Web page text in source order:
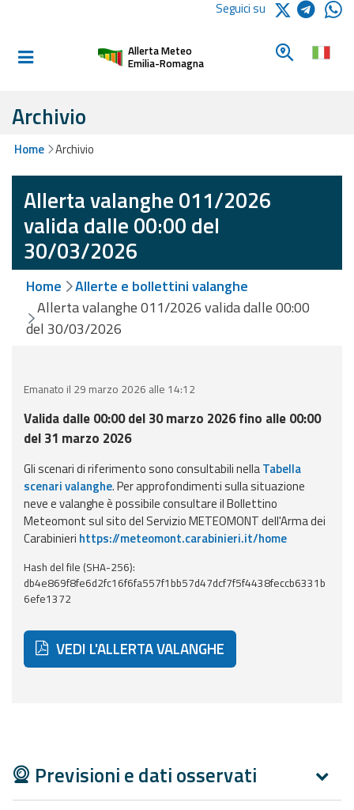
Informati e
Allerte E
Allerte e
Bollettini
Meteo
Allerte e
Bollettini
Valanghe
Previsioni meteo e
marine
Dati osservati
Radar meteo
Strumenti
Operativi
Informazioni
utili
Seguici su
Allerta Meteo
Emilia-Romagna
Cerca un
Archivio
Home Archivio
Allerta valanghe 011/2026
valida dalle 00:00 del
30/03/2026
Home
Allerte e bollettini valanghe
Allerta valanghe 011/2026 valida dalle 00:00
del 30/03/2026
Emanato il 29 marzo 2026 alle 14:12
Valida dalle 00:00 del 30 marzo 2026 fino alle 00:00
del 31 marzo 2026
Gli scenari di riferimento sono consultabili nellaTabella
scenari valanghe. Per approfondimenti sulla situazione
neve e valanghe è possibile consultare il Bollettino
Meteomont sul sito del Servizio METEOMONT dell'Arma dei
Carabinieri https://meteomont.carabinieri.it/home
Hash del file (SHA-256):
db4e869f8fe6d2fc16f6fa557f1bb57d47dcf7f5f4438feccb6331b
6efe1372
VEDI L'ALLERTA VALANGHE
Previsioni e dati osservati